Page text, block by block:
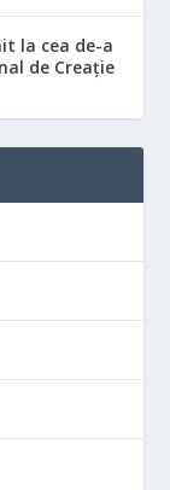
la cea de-a
de Creație